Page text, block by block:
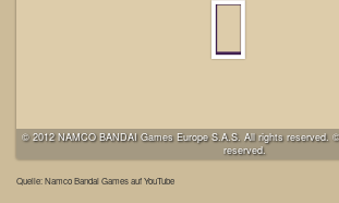
© 2012 NAMCO BANDAI Games Europe S.A.S. All rights reserved.
reserved.
Quelle: Namco Bandai Games auf YouTube